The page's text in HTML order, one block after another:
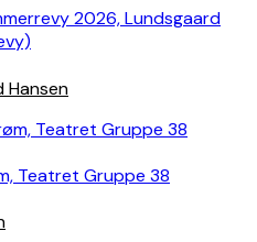
2026, Lundsgaard
Hansen
Teatret Gruppe 38